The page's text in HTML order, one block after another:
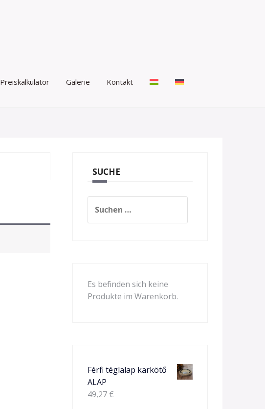
Preiskalkulator Galerie Kontakt
SUCHE
nach:
Es befinden sich keine
Produkte im Warenkorb.
Férfi téglalap karkötő
ALAP
49,27 €